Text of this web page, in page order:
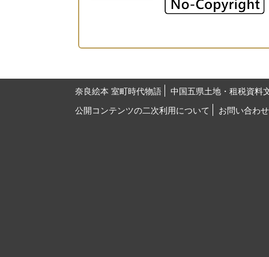
奈良絵本 室町時代物語
中国五県土地・租税資料
公開コンテンツの二次利用について
お問い合わせ